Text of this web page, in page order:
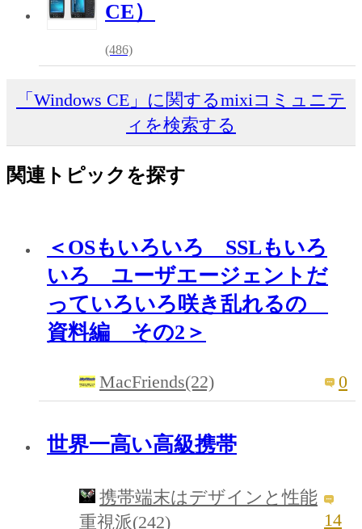
CE）
(486)
「Windows CE」に関するmixiコミュニテ
ィを検索する
関連トピックを探す
＜OSもいろいろ SSLもいろ
いろ ユーザエージェントだ
っていろいろ咲き乱れるの
資料編 その2＞
MacFriends(22) 0
世界一高い高級携帯
携帯端末はデザインと性能
重視派(242)
14